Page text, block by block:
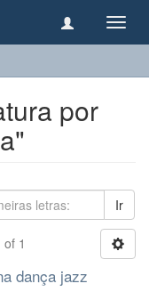
por
Ir
1
dança jazz